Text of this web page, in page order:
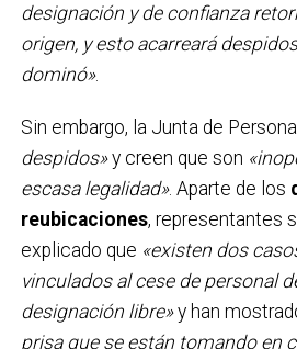
designación y de confianza
origen, y esto acarreará
dominó».
Sin embargo, la Junta de
despidos»y creen que son
escasa legalidad». Aparte de los
reubicaciones, representantes
explicado que «existen dos
vinculados al cese de personal
designación libre»y han
prisa que se están tomando en